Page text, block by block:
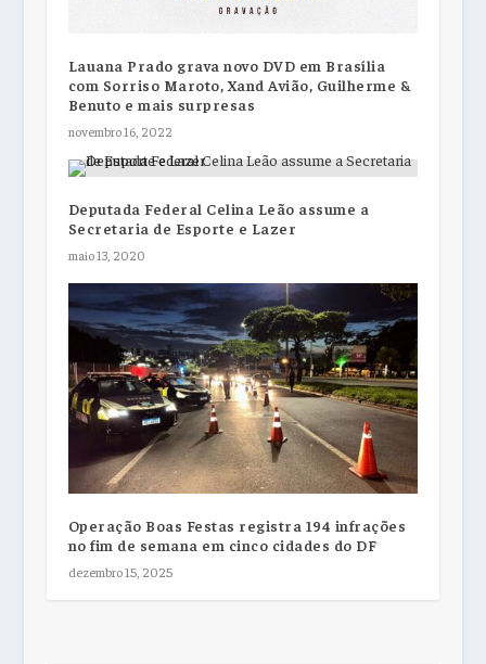
Lauana Prado grava novo DVD em Brasília
com Sorriso Maroto, Xand Avião, Guilherme &
Benuto e mais surpresas
novembro 16, 2022
Deputada Federal Celina Leão assume a
Secretaria de Esporte e Lazer
maio 13, 2020
Operação Boas Festas registra 194 infrações
no fim de semana em cinco cidades do DF
dezembro 15, 2025